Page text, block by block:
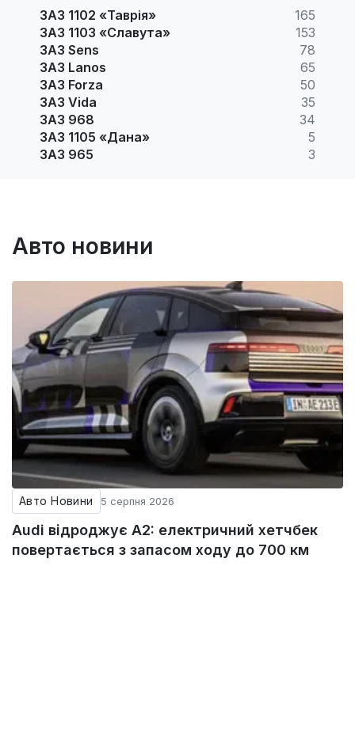
ЗАЗ 1102 «Таврія»
165
ЗАЗ 1103 «Славута»
153
ЗАЗ Sens
78
ЗАЗ Lanos
65
ЗАЗ Forza
50
ЗАЗ Vida
35
ЗАЗ 968
34
ЗАЗ 1105 «Дана»
5
ЗАЗ 965
3
Авто новини
Авто Новини 5 серпня 2026
Audi відроджує A2: електричний хетчбек
повертається з запасом ходу до 700 км